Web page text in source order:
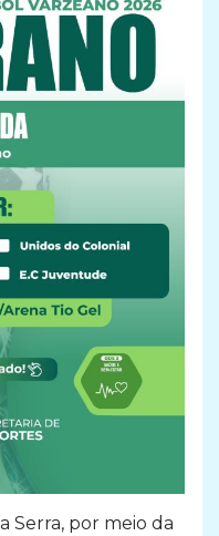
Serra, por meio da